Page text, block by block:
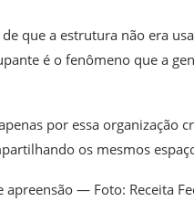
que a estrutura não era
é o fenômeno que a
por essa
os mesmos
— Foto: Receita